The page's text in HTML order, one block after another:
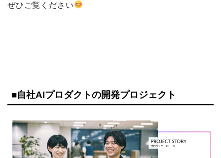
ぜひご覧ください
■自社AIプロダクトの開発プロジェクト